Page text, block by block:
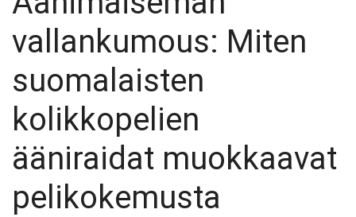
vallankumous: Miten
suomalaisten
kolikkopelien
ääniraidat muokkaavat
pelikokemusta